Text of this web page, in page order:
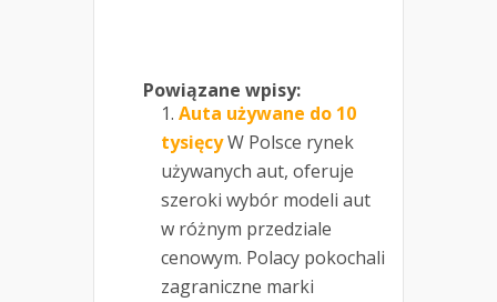
Powiązane wpisy:
Auta używane do 10
tysięcyW Polsce rynek
używanych aut, oferuje
szeroki wybór modeli aut
w różnym przedziale
cenowym. Polacy pokochali
zagraniczne marki